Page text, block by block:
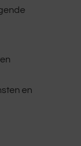
en